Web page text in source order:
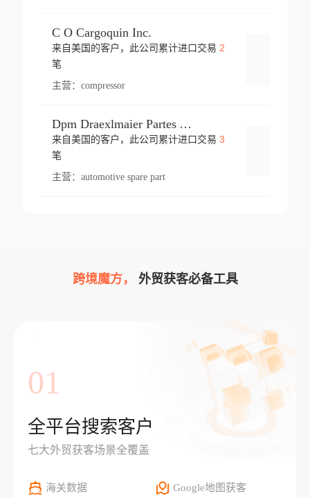
C O Cargoquin Inc.
来自美国的客户，此公司累计进口交易 2
笔
主营： compressor
Dpm Draexlmaier Partes Automotrices Corr Ind Huejotzingo
来自美国的客户，此公司累计进口交易 3
笔
主营： automotive spare part
跨境魔方， 外贸获客必备工具
01
全平台搜索客户
七大外贸获客场景全覆盖
海关数据 Google地图获客